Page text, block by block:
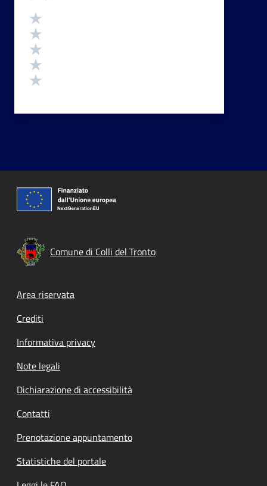
Valutazione
Comune di Colli del Tronto
Footer menu
Area riservata
Crediti
Informativa privacy
Note legali
Dichiarazione di accessibilità
Contatti
Prenotazione appuntamento
Statistiche del portale